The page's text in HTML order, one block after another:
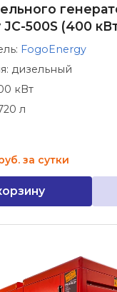
500S (400
FogoEnergy
дизельный
кВт
л
за сутки